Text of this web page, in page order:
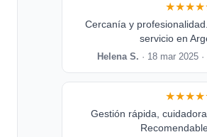
Cercanía y
servicio en
Helena S. · 18 mar 2025 ·
Gestión rápida,